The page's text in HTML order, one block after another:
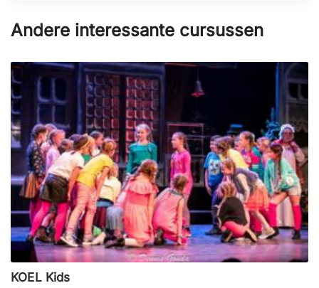
Andere interessante cursussen
KOEL Kids